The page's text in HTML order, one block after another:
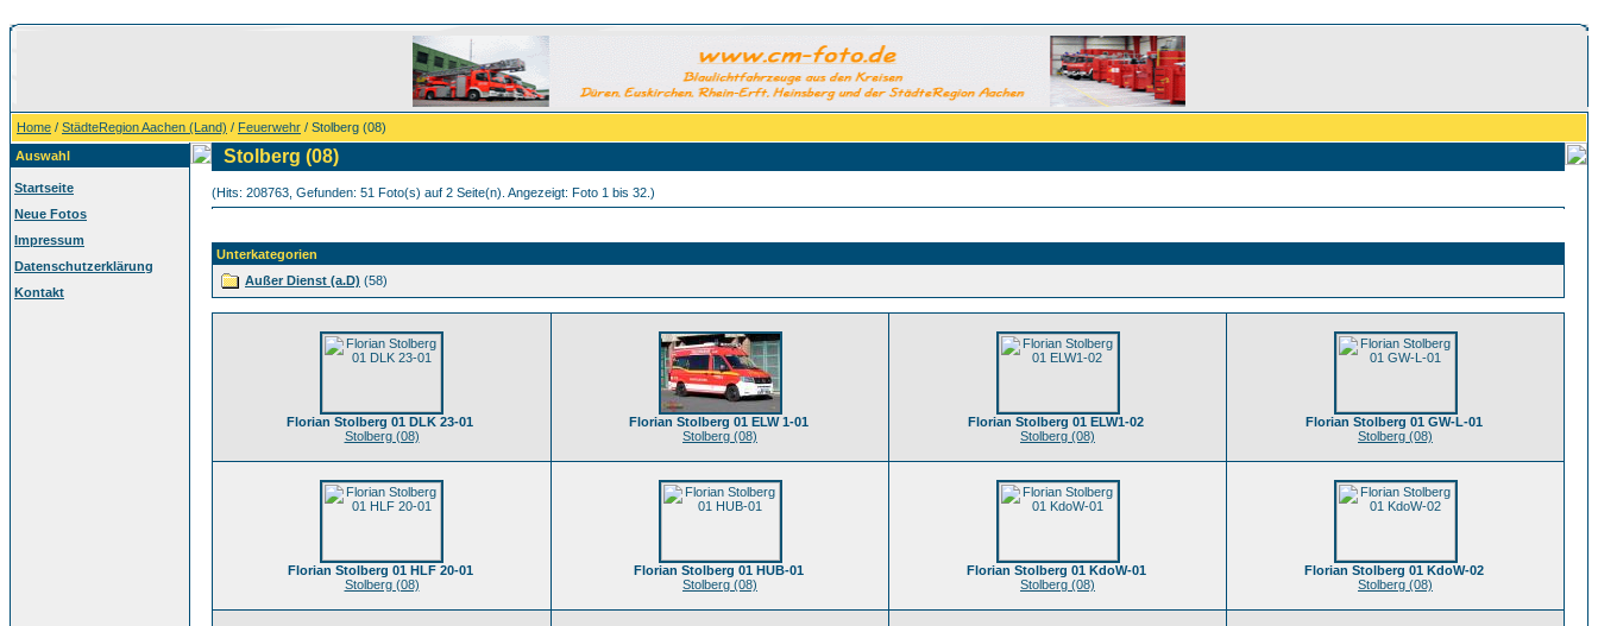
Home / StädteRegion Aachen (Land) / Feuerwehr / Stolberg (08)
Auswahl
Startseite
Neue Fotos
Impressum
Datenschutzerklärung
Kontakt
Stolberg (08)
(Hits: 208763, Gefunden: 51 Foto(s) auf 2 Seite(n). Angezeigt: Foto 1 bis 32.)
Unterkategorien
Außer Dienst (a.D) (58)
Florian Stolberg 01 DLK 23-01
Stolberg (08)
Florian Stolberg 01 ELW 1-01
Stolberg (08)
Florian Stolberg 01 ELW1-02
Stolberg (08)
Florian Stolberg 01 GW-L-01
Stolberg (08)
Florian Stolberg 01 HLF 20-01
Stolberg (08)
Florian Stolberg 01 HUB-01
Stolberg (08)
Florian Stolberg 01 KdoW-01
Stolberg (08)
Florian Stolberg 01 KdoW-02
Stolberg (08)